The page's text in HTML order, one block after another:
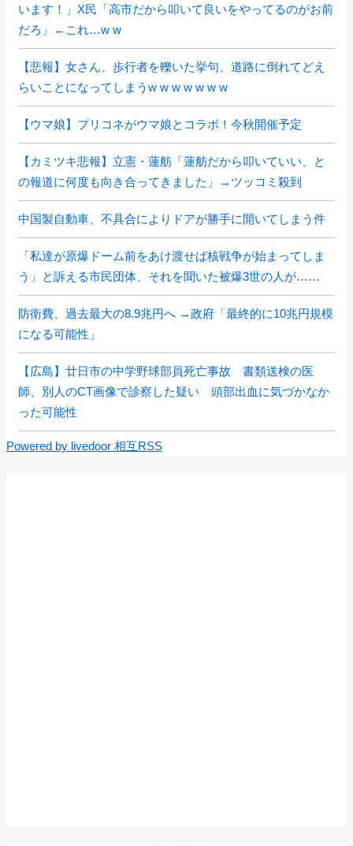
います！」X民「高市だから叩いて良いをやってるのがお前
だろ」←これ…w w
【悲報】女さん、歩行者を轢いた挙句、道路に倒れてどえ
らいことになってしまうw w w w w w w
【ウマ娘】プリコネがウマ娘とコラボ！今秋開催予定
【カミツキ悲報】立憲・蓮舫「蓮舫だから叩いていい、と
の報道に何度も向き合ってきました」→ツッコミ殺到
中国製自動車、不具合によりドアが勝手に開いてしまう件
「私達が原爆ドーム前をあけ渡せば核戦争が始まってしま
う」と訴える市民団体、それを聞いた被爆3世の人が……
防衛費、過去最大の8.9兆円へ →政府「最終的に10兆円規模
になる可能性」
【広島】廿日市の中学野球部員死亡事故 書類送検の医
師、別人のCT画像で診察した疑い 頭部出血に気づかなか
った可能性
Powered by livedoor 相互RSS